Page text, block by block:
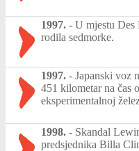
1997. - U mjestu
rodila sedmorke.
1997. - Japanski voz
451 kilometar na čas
eksperimentalnoj
1998. - Skandal
predsjednika Billa